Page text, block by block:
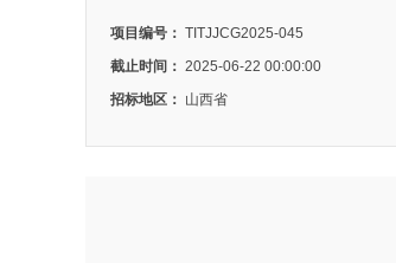
项目编号： TITJJCG2025-045
截止时间： 2025-06-22 00:00:00
招标地区： 山西省